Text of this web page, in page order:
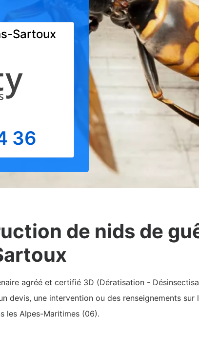
Sartoux
36
de nids de
agréé et certifié 3D (Dératisation -
devis, une intervention ou des renseignements
les Alpes-Maritimes (06).